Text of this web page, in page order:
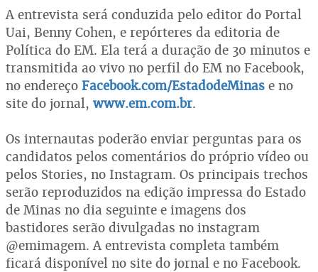
A entrevista será conduzida pelo editor do Portal
Uai, Benny Cohen, e repórteres da editoria de
Política do EM. Ela terá a duração de 30 minutos e
transmitida ao vivo no perfil do EM no Facebook,
no endereço Facebook.com/EstadodeMinas e no
site do jornal, www.em.com.br.
Os internautas poderão enviar perguntas para os
candidatos pelos comentários do próprio vídeo ou
pelos Stories, no Instagram. Os principais trechos
serão reproduzidos na edição impressa do Estado
de Minas no dia seguinte e imagens dos
bastidores serão divulgadas no instagram
@emimagem. A entrevista completa também
ficará disponível no site do jornal e no Facebook.